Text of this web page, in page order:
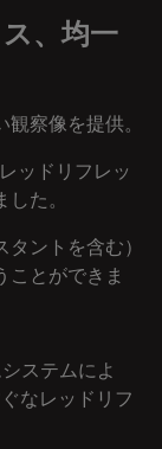
、均一
察像を提供。
ッドリフレッ
た。
ントを含む）
ことができま
ステムによ
なレッドリフ